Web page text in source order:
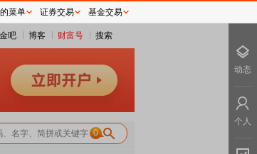
吧 博客 财富号 搜索
0
菜单 证券交易 基金交易
动态
个人